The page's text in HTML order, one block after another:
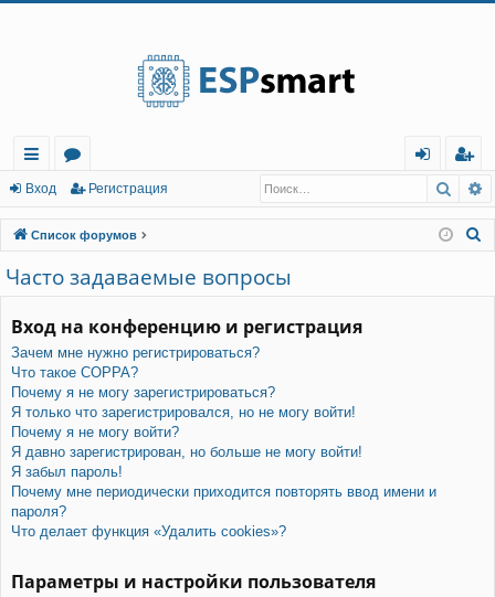
с
ы
лк
и
о
ру
м
ы
д
г
ис
тр
Вход Регистрация
Список форумов
Часто задаваемые вопросы
Вход на конференцию и регистрация
Зачем мне нужно регистрироваться?
Что такое COPPA?
Почему я не могу зарегистрироваться?
Я только что зарегистрировался, но не могу войти!
Почему я не могу войти?
Я давно зарегистрирован, но больше не могу войти!
Я забыл пароль!
Почему мне периодически приходится повторять ввод имени и
пароля?
Что делает функция «Удалить cookies»?
Параметры и настройки пользователя